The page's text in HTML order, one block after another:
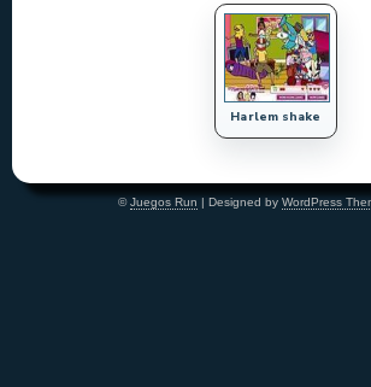
Harlem shake
©Juegos Run | Designed by WordPress